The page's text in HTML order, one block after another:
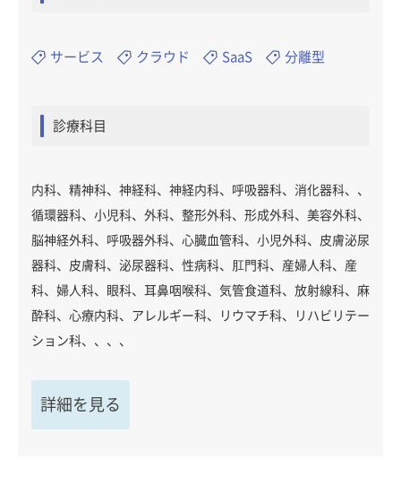
サービス クラウド SaaS 分離型
診療科目
内科、精神科、神経科、神経内科、呼吸器科、消化器科、、
循環器科、小児科、外科、整形外科、形成外科、美容外科、
脳神経外科、呼吸器外科、心臓血管科、小児外科、皮膚泌尿
器科、皮膚科、泌尿器科、性病科、肛門科、産婦人科、産
科、婦人科、眼科、耳鼻咽喉科、気管食道科、放射線科、麻
酔科、心療内科、アレルギー科、リウマチ科、リハビリテー
ション科、、、、
詳細を見る